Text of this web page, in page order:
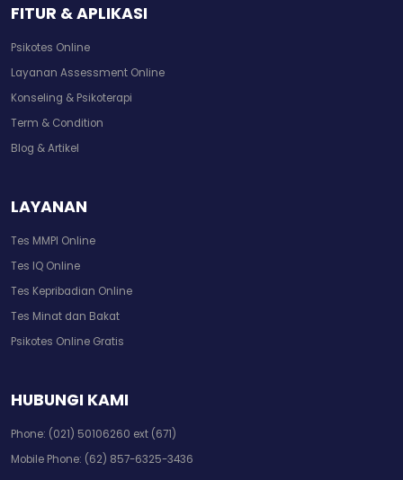
FITUR & APLIKASI
Psikotes Online
Layanan Assessment Online
Konseling & Psikoterapi
Term & Condition
Blog & Artikel
LAYANAN
Tes MMPI Online
Tes IQ Online
Tes Kepribadian Online
Tes Minat dan Bakat
Psikotes Online Gratis
HUBUNGI KAMI
Phone: (021) 50106260 ext (671)
Mobile Phone: (62) 857-6325-3436